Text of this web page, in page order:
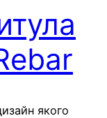
якого